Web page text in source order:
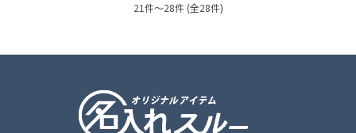
前
21件～28件 (全28件)